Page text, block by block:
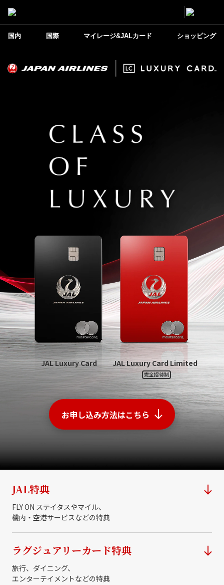
国内 国際 マイレージ&JALカード ショッピング
JAL Luxury Card JAL Luxury Card Limited
完全招待制
お申し込み方法はこちら
JAL特典
FLY ON ステイタスやマイル、
機内・空港サービスなどの特典
ラグジュアリーカード特典
旅行、ダイニング、
エンターテイメントなどの特典